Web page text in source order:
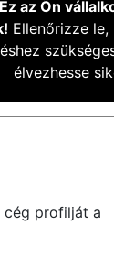
Ez az Ön
Ellenőrizze
élvezhesse
cég profilját a